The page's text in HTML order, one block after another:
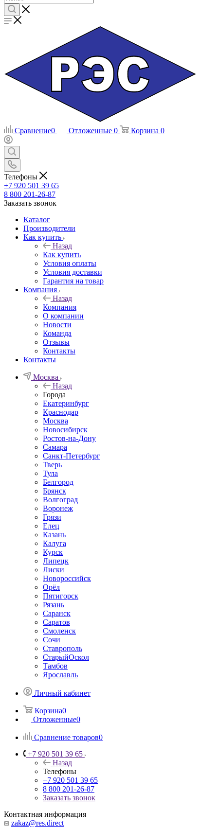
Сравнение0 Отложенные 0 Корзина 0
Телефоны
+7 920 501 39 65
8 800 201-26-87
Заказать звонок
Каталог
Производители
Как купить
Назад
Как купить
Условия оплаты
Условия доставки
Гарантия на товар
Компания
Назад
Компания
О компании
Новости
Команда
Отзывы
Контакты
Контакты
Москва
Назад
Города
Екатеринбург
Краснодар
Москва
Новосибирск
Ростов-на-Дону
Самара
Санкт-Петербург
Тверь
Тула
Белгород
Брянск
Волгоград
Воронеж
Грязи
Елец
Казань
Калуга
Курск
Липецк
Лиски
Новороссийск
Орёл
Пятигорск
Рязань
Саранск
Саратов
Смоленск
Сочи
Ставрополь
СтарыйОскол
Тамбов
Ярославль
Личный кабинет
Корзина0
Отложенные0
Сравнение товаров0
+7 920 501 39 65
Назад
Телефоны
+7 920 501 39 65
8 800 201-26-87
Заказать звонок
Контактная информация
zakaz@res.direct